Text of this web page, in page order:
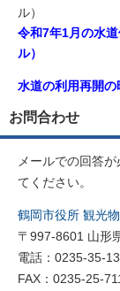
ル）
令和7年1月の水
ル）
水道の利用再
お問合わせ
メールでの回答
てください。
鶴岡市役所 観光
〒997-8601 山形
電話：0235-35-
FAX：0235-25-